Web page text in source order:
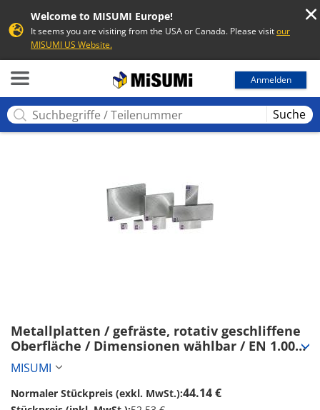
Welcome to MISUMI Europe!
It seems you are visiting from the USA or Canada. Please visitour
MISUMI US Website.
Anmelden
Suche
Metallplatten / gefräste, rotativ geschliffene
Oberfläche / Dimensionen wählbar / EN 1.0038
Equiv. (SS6F-125-125-12)
MISUMI
Normaler Stückpreis (exkl. MwSt.):44.14 €